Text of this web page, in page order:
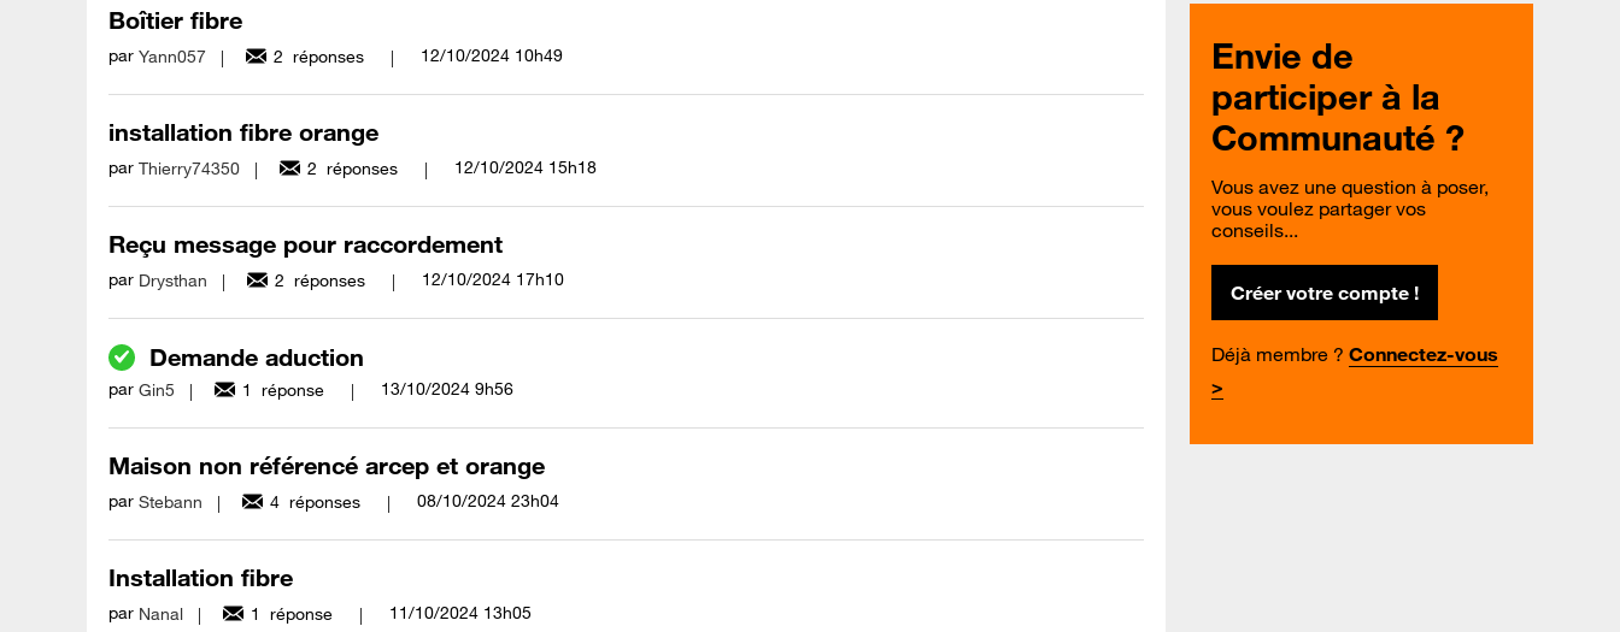
Boîtier fibre
par Yann057 2 réponses ‎12/10/2024 10h49
installation fibre orange
par Thierry74350 2 réponses ‎12/10/2024 15h18
Reçu message pour raccordement
par Drysthan 2 réponses ‎12/10/2024 17h10
Demande aduction
par Gin5 1 réponse ‎13/10/2024 9h56
Maison non référencé arcep et orange
par Stebann 4 réponses ‎08/10/2024 23h04
Installation fibre
par Nanal 1 réponse ‎11/10/2024 13h05
Envie de
participer à la
Communauté ?
Vous avez une question à poser,
vous voulez partager vos
conseils...
Créer votre compte !
Déjà membre ? Connectez-vous
>